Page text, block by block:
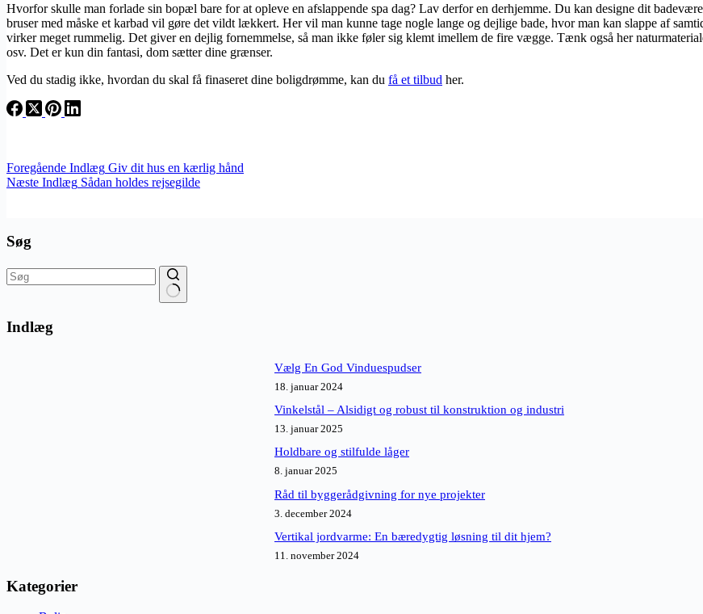
Hvorfor skulle man forlade sin bopæl bare for at opleve en afslappende spa dag? Lav derfor en derhjemme. Du kan designe dit
bruser med måske et karbad vil gøre det vildt lækkert. Her vil man kunne tage nogle lange og dejlige bade, hvor man kan slappe af
virker meget rummelig. Det giver en dejlig fornemmelse, så man ikke føler sig klemt imellem de fire vægge. Tænk også her
osv. Det er kun din fantasi, dom sætter dine grænser.
Ved du stadig ikke, hvordan du skal få finaseret dine boligdrømme, kan du få et tilbud her.
Foregående Indlæg Giv dit hus en kærlig hånd
Næste Indlæg Sådan holdes rejsegilde
Søg
resultater
Indlæg
Vælg En God Vinduespudser
18. januar 2024
Vinkelstål – Alsidigt og robust til konstruktion og industri
13. januar 2025
Holdbare og stilfulde låger
8. januar 2025
Råd til byggerådgivning for nye projekter
3. december 2024
Vertikal jordvarme: En bæredygtig løsning til dit hjem?
11. november 2024
Kategorier